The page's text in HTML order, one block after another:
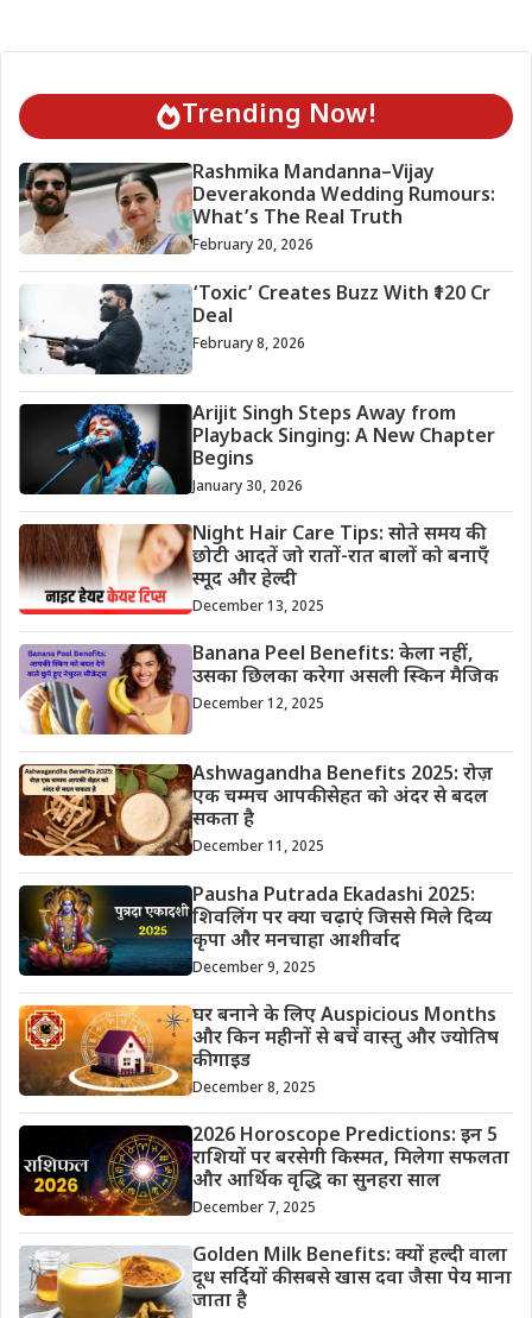
Trending Now!
Rashmika Mandanna–Vijay
Deverakonda Wedding Rumours:
What’s The Real Truth
February 20, 2026
‘Toxic’ Creates Buzz With ₹120 Cr
Deal
February 8, 2026
Arijit Singh Steps Away from
Playback Singing: A New Chapter
Begins
January 30, 2026
Night Hair Care Tips: सोते समय की
छोटी आदतें जो रातों-रात बालों को बनाएँ
स्मूद और हेल्दी
December 13, 2025
Banana Peel Benefits: केला नहीं,
उसका छिलका करेगा असली स्किन मैजिक
December 12, 2025
Ashwagandha Benefits 2025: रोज़
एक चम्मच आपकी सेहत को अंदर से बदल
सकता है
December 11, 2025
Pausha Putrada Ekadashi 2025:
शिवलिंग पर क्या चढ़ाएं जिससे मिले दिव्य
कृपा और मनचाहा आशीर्वाद
December 9, 2025
घर बनाने के लिए Auspicious Months
और किन महीनों से बचें वास्तु और ज्योतिष
की गाइड
December 8, 2025
2026 Horoscope Predictions: इन 5
राशियों पर बरसेगी किस्मत, मिलेगा सफलता
और आर्थिक वृद्धि का सुनहरा साल
December 7, 2025
Golden Milk Benefits: क्यों हल्दी वाला
दूध सर्दियों की सबसे खास दवा जैसा पेय माना
जाता है